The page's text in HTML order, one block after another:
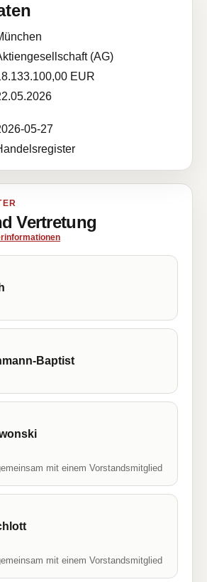
(AG)
EUR
05-27
Vertretung
Baptist
mit einem Vorstandsmitglied
mit einem Vorstandsmitglied